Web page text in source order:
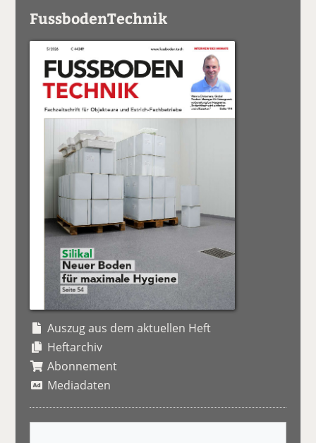
FussbodenTechnik
Auszug aus dem aktuellen Heft
Heftarchiv
Abonnement
Mediadaten